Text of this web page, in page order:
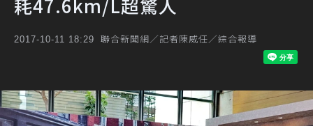
耗47.6km/L超驚人
2017-10-11 18:29 聯合新聞網／記者陳威任／綜合報導